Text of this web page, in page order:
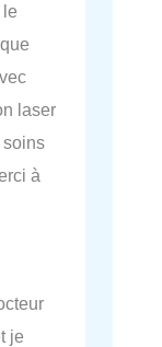
laser
soins
à
je